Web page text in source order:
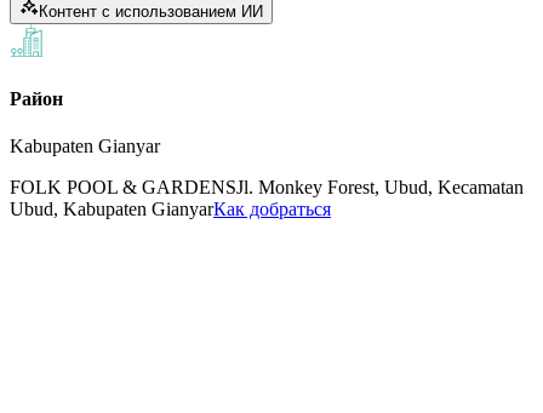
Контент с использованием ИИ
Район
Kabupaten Gianyar
FOLK POOL & GARDENSJl. Monkey Forest, Ubud, Kecamatan
Ubud, Kabupaten GianyarКак добраться